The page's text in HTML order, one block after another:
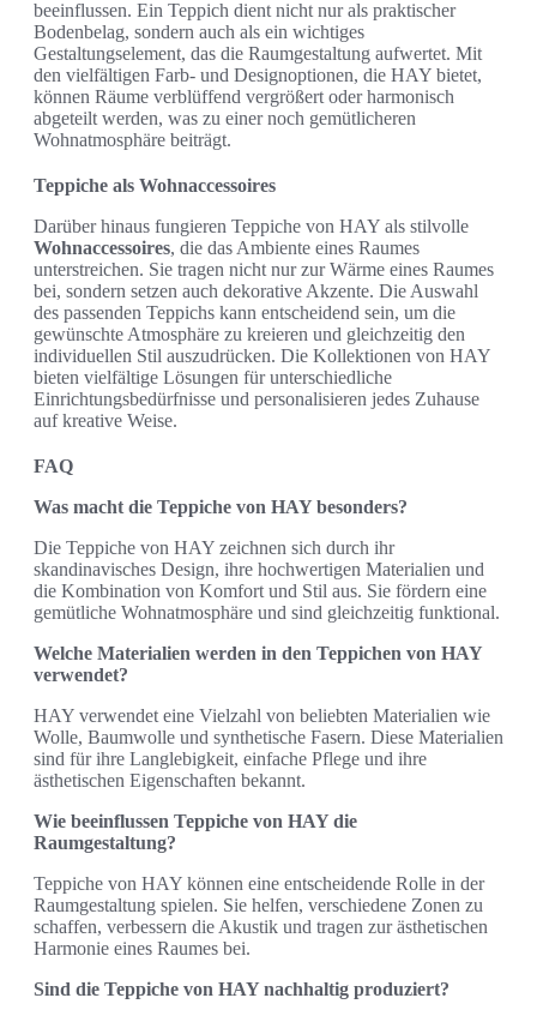
beeinflussen. Ein Teppich dient nicht nur als praktischer
Bodenbelag, sondern auch als ein wichtiges
Gestaltungselement, das die Raumgestaltung aufwertet. Mit
den vielfältigen Farb- und Designoptionen, die HAY bietet,
können Räume verblüffend vergrößert oder harmonisch
abgeteilt werden, was zu einer noch gemütlicheren
Wohnatmosphäre beiträgt.
Teppiche als Wohnaccessoires
Darüber hinaus fungieren Teppiche von HAY als stilvolle
Wohnaccessoires, die das Ambiente eines Raumes
unterstreichen. Sie tragen nicht nur zur Wärme eines Raumes
bei, sondern setzen auch dekorative Akzente. Die Auswahl
des passenden Teppichs kann entscheidend sein, um die
gewünschte Atmosphäre zu kreieren und gleichzeitig den
individuellen Stil auszudrücken. Die Kollektionen von HAY
bieten vielfältige Lösungen für unterschiedliche
Einrichtungsbedürfnisse und personalisieren jedes Zuhause
auf kreative Weise.
FAQ
Was macht die Teppiche von HAY besonders?
Die Teppiche von HAY zeichnen sich durch ihr
skandinavisches Design, ihre hochwertigen Materialien und
die Kombination von Komfort und Stil aus. Sie fördern eine
gemütliche Wohnatmosphäre und sind gleichzeitig funktional.
Welche Materialien werden in den Teppichen von HAY
verwendet?
HAY verwendet eine Vielzahl von beliebten Materialien wie
Wolle, Baumwolle und synthetische Fasern. Diese Materialien
sind für ihre Langlebigkeit, einfache Pflege und ihre
ästhetischen Eigenschaften bekannt.
Wie beeinflussen Teppiche von HAY die
Raumgestaltung?
Teppiche von HAY können eine entscheidende Rolle in der
Raumgestaltung spielen. Sie helfen, verschiedene Zonen zu
schaffen, verbessern die Akustik und tragen zur ästhetischen
Harmonie eines Raumes bei.
Sind die Teppiche von HAY nachhaltig produziert?